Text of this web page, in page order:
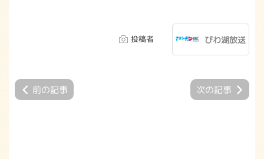
投稿者 びわ湖放送
前の記事 次の記事